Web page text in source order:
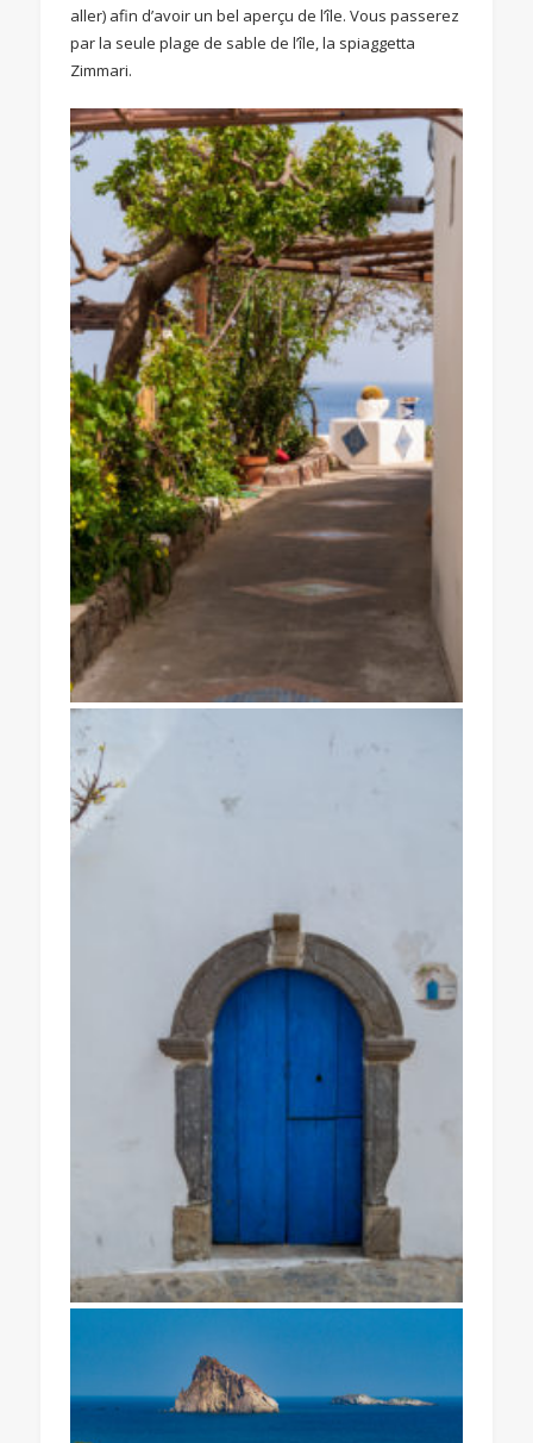
aller) afin d’avoir un bel aperçu de l’île. Vous passerez
par la seule plage de sable de l’île, la spiaggetta
Zimmari.